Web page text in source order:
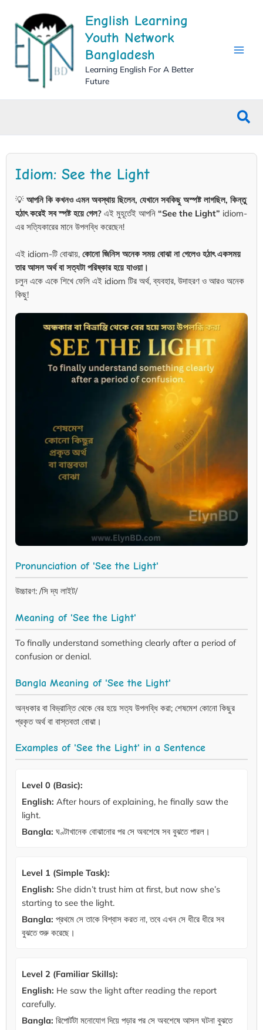
content
English Learning
Youth Network
Bangladesh
Learning English For A Better
Future
Idiom: See the Light
💡 আপনি কি কখনও এমন অবস্থায় ছিলেন, যেখানে সবকিছু অস্পষ্ট লাগছিল, কিন্তু
হঠাৎ করেই সব স্পষ্ট হয়ে গেল? এই মুহূর্তেই আপনি “See the Light” idiom-
এর সত্যিকারের মানে উপলব্ধি করেছেন!
এই idiom-টি বোঝায়, কোনো জিনিস অনেক সময় বোঝা না গেলেও হঠাৎ একসময়
তার আসল অর্থ বা সত্যটা পরিষ্কার হয়ে যাওয়া।
চলুন একে একে শিখে ফেলি এই idiom টির অর্থ, ব্যবহার, উদাহরণ ও আরও অনেক
কিছু!
Pronunciation of 'See the Light'
উচ্চারণ: /সি দ্য লাইট/
Meaning of 'See the Light'
To finally understand something clearly after a period of
confusion or denial.
Bangla Meaning of 'See the Light'
অন্ধকার বা বিভ্রান্তি থেকে বের হয়ে সত্য উপলব্ধি করা; শেষমেশ কোনো কিছুর
প্রকৃত অর্থ বা বাস্তবতা বোঝা।
Examples of 'See the Light' in a Sentence
Level 0 (Basic):
English: After hours of explaining, he finally saw the
light.
Bangla: ঘণ্টাখানেক বোঝানোর পর সে অবশেষে সব বুঝতে পারল।
Level 1 (Simple Task):
English: She didn’t trust him at first, but now she’s
starting to see the light.
Bangla: প্রথমে সে তাকে বিশ্বাস করত না, তবে এখন সে ধীরে ধীরে সব
বুঝতে শুরু করেছে।
Level 2 (Familiar Skills):
English: He saw the light after reading the report
carefully.
Bangla: রিপোর্টটা মনোযোগ দিয়ে পড়ার পর সে অবশেষে আসল ঘটনা বুঝতে